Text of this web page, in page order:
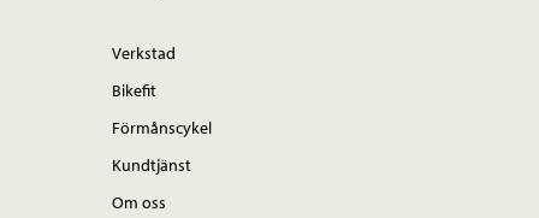
Verkstad
Bikefit
Förmånscykel
Kundtjänst
Om oss